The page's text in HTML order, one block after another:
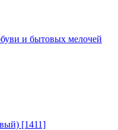
и бытовых мелочей
[1411]